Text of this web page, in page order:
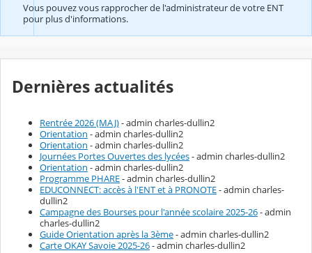
Vous pouvez vous rapprocher de l'administrateur de votre ENT
pour plus d'informations.
Dernières actualités
Rentrée 2026 (MAJ)- admin charles-dullin2
Orientation - admin charles-dullin2
Orientation - admin charles-dullin2
Journées Portes Ouvertes des lycées- admin charles-dullin2
Orientation - admin charles-dullin2
Programme PHARE- admin charles-dullin2
EDUCONNECT: accès à l'ENT et à PRONOTE- admin charles-
dullin2
Campagne des Bourses pour l'année scolaire 2025-26- admin
charles-dullin2
Guide Orientation après la 3ème- admin charles-dullin2
Carte OKAY Savoie 2025-26- admin charles-dullin2